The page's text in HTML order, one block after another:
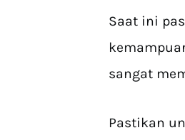
Saat ini
sangat
Pastikan